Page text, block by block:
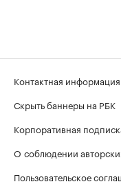
Контактная информация
Скрыть баннеры на РБК
Корпоративная
О соблюдении
Пользовательское